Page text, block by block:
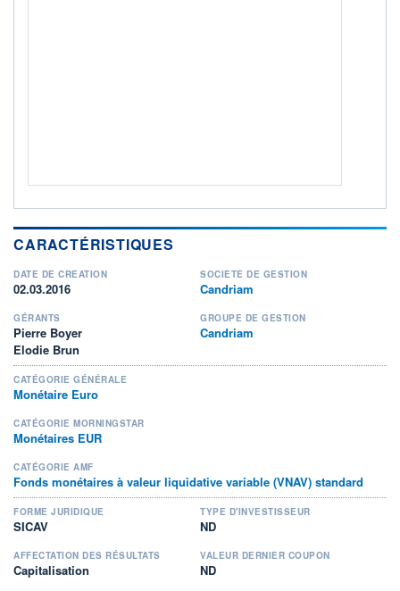
CARACTÉRISTIQUES
DATE DE CRÉATION
02.03.2016
SOCIÉTÉ DE GESTION
Candriam
GÉRANTS
Pierre Boyer
Elodie Brun
GROUPE DE GESTION
Candriam
CATÉGORIE GÉNÉRALE
Monétaire Euro
CATÉGORIE MORNINGSTAR
Monétaires EUR
CATÉGORIE AMF
Fonds monétaires à valeur liquidative variable (VNAV) standard
FORME JURIDIQUE
SICAV
TYPE D'INVESTISSEUR
ND
AFFECTATION DES RÉSULTATS
Capitalisation
VALEUR DERNIER COUPON
ND